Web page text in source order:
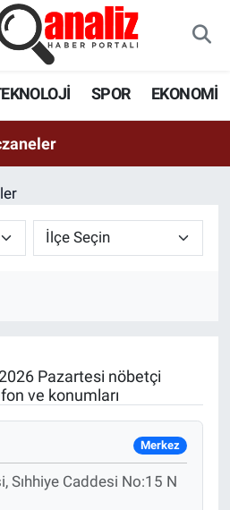
SPOR EKONOMİ
Pazartesi nöbetçi
ve konumları
Merkez
Sıhhiye Caddesi No:15 N
ve Fikstür